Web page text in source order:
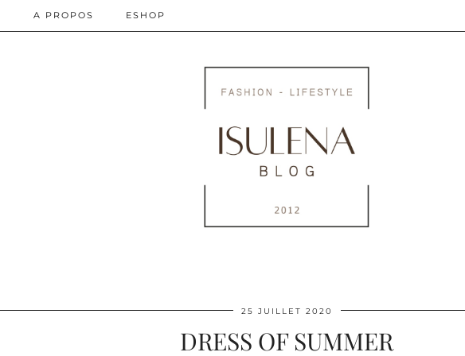
A PROPOS ESHOP
25 JUILLET 2020
DRESS OF SUMMER